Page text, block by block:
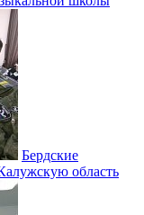
Бердские
область